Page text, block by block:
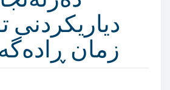
دیاریکردنى
زمان